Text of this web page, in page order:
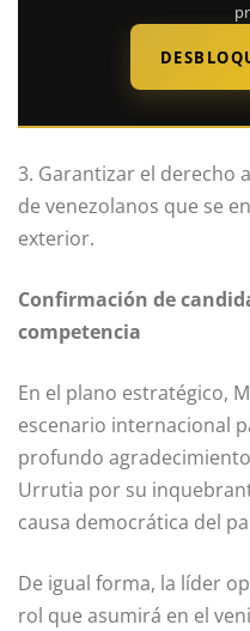
3. Garantizar el derecho
de venezolanos que se
exterior.
Confirmación de
competencia
En el plano estratégico,
escenario internacional
profundo
Urrutia por su
causa democrática del
De igual forma, la líder
rol que asumirá en el